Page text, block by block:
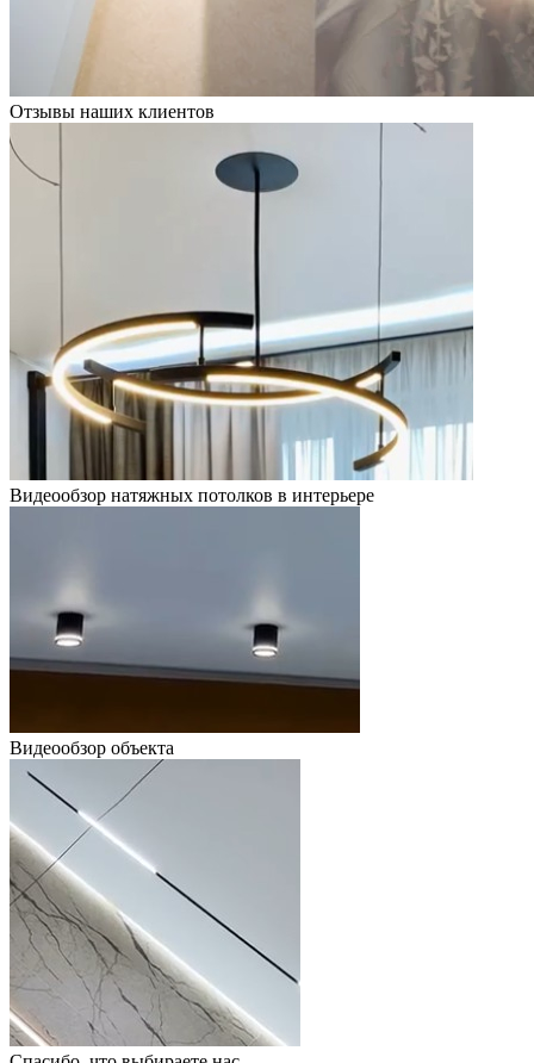
Отзывы наших клиентов
Видеообзор натяжных потолков в интерьере
Видеообзор объекта